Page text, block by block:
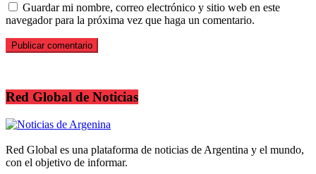
Guardar mi nombre, correo electrónico y sitio web en este
navegador para la próxima vez que haga un comentario.
Red Global de Noticias
Red Global es una plataforma de noticias de Argentina y el mundo,
con el objetivo de informar.